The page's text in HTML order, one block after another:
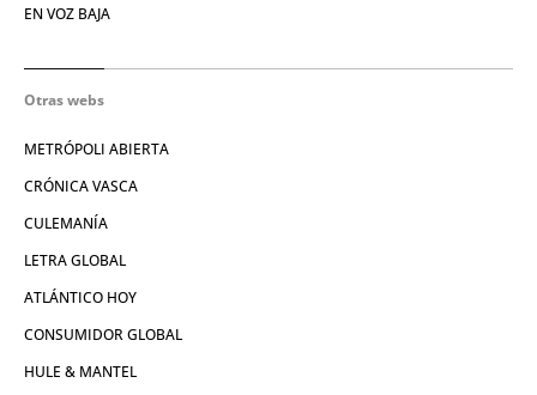
EN VOZ BAJA
Otras webs
METRÓPOLI ABIERTA
CRÓNICA VASCA
CULEMANÍA
LETRA GLOBAL
ATLÁNTICO HOY
CONSUMIDOR GLOBAL
HULE & MANTEL